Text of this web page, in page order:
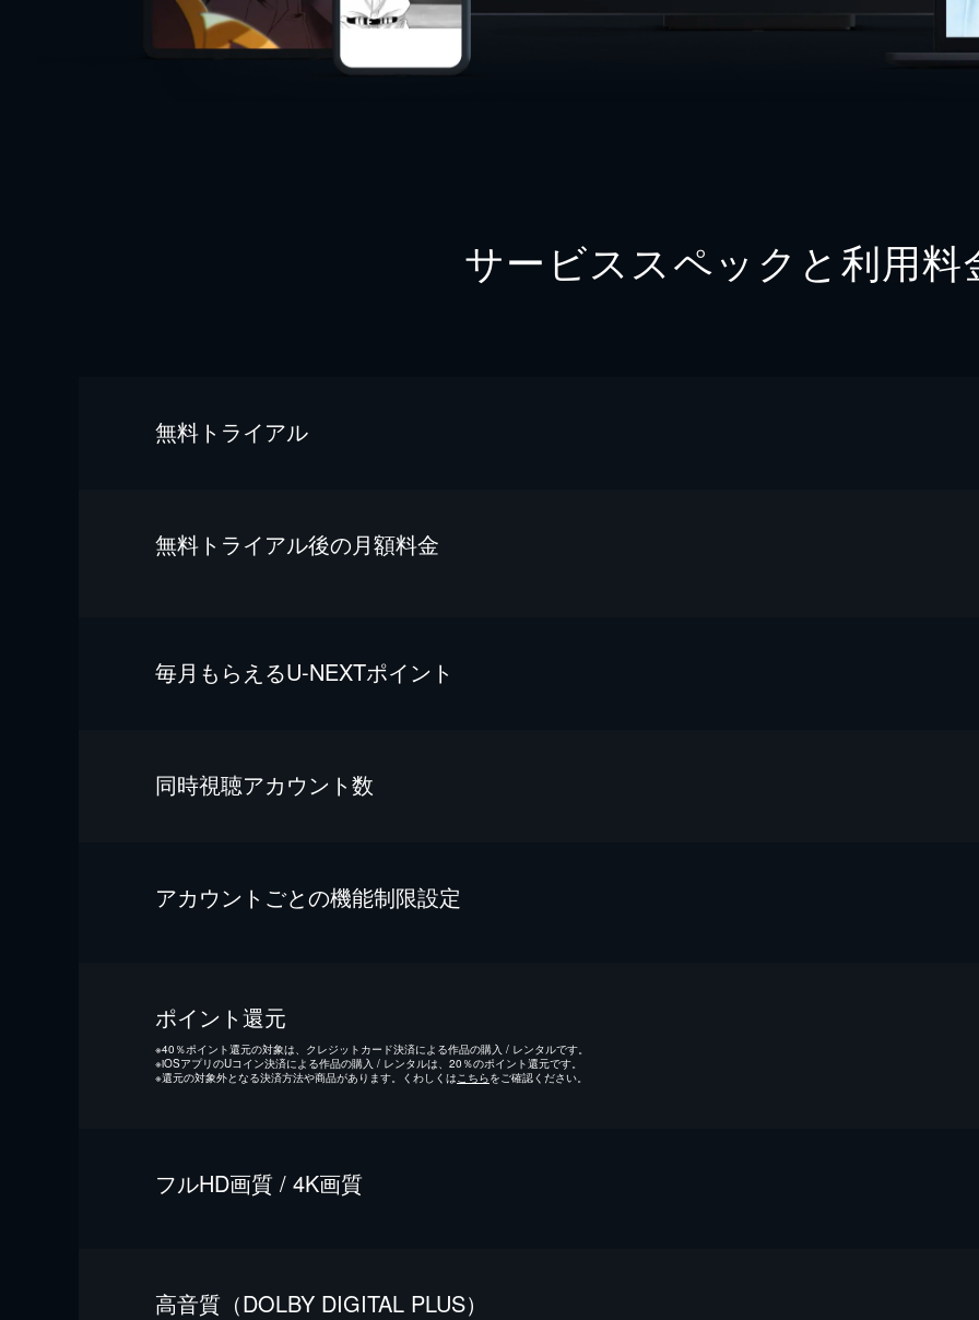
サービススペックと利用料
無料トライアル
無料トライアル後の⽉額料金
毎⽉もらえるU-NEXTポイント
同時視聴アカウント数
アカウントごとの機能制限設定
ポイント還元
※40％ポイント還元の対象は、クレジットカード決済による作品の購入 / レンタルです。
※iOSアプリのUコイン決済による作品の購入 / レンタルは、20％のポイント還元です。
※還元の対象外となる決済方法や商品があります。くわしくは こちらをご確認ください。
フルHD画質 / 4K画質
⾼⾳質（DOLBY DIGITAL PLUS）